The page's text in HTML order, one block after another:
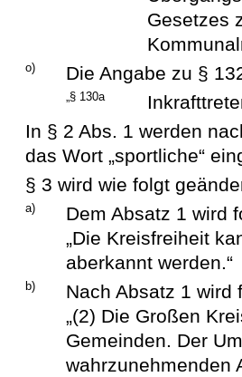
Gesetzes
o) Die Angabe zu §
„§ 130a
In § 2 Abs. 1 werden
das Wort „sportliche“
§ 3 wird wie folgt
a)
Dem Absatz 1 wird
„Die Kreisfreiheit
aberkannt werden.“
b)
Nach Absatz 1 wird
„(2) Die Großen
Gemeinden. Der
wahrzunehmenden